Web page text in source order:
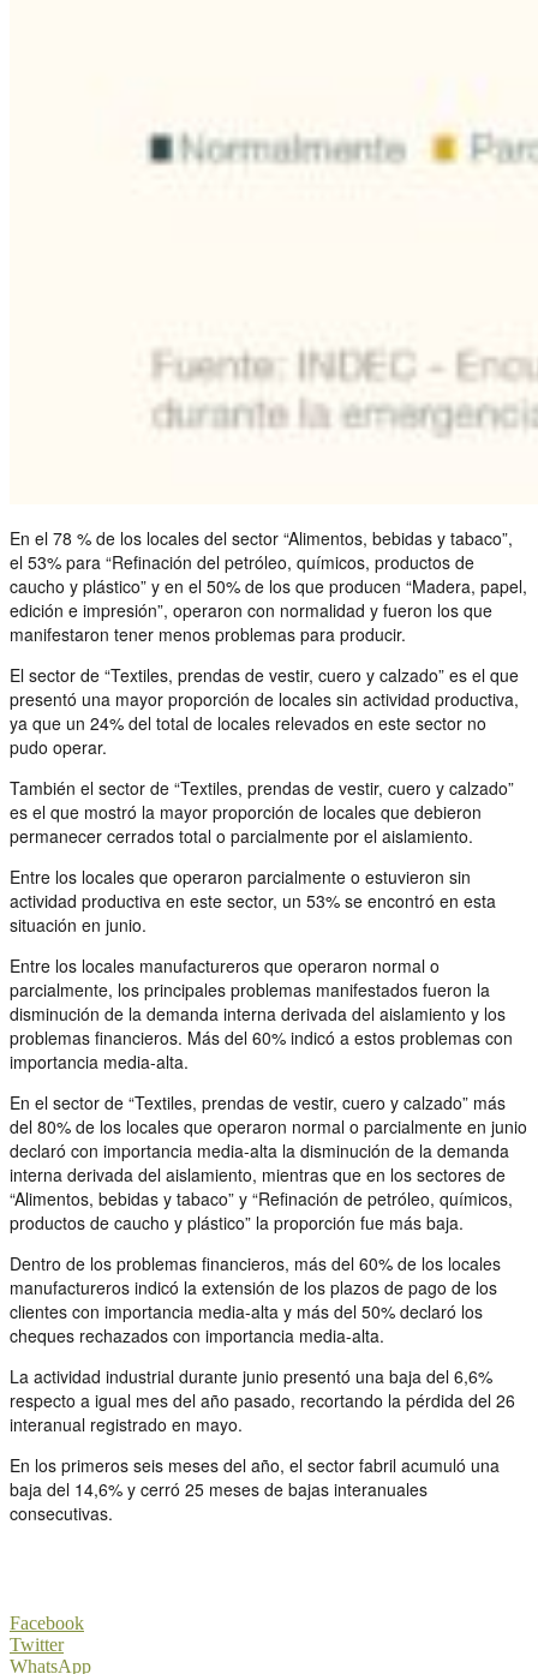
En el 78 % de los locales del sector “Alimentos, bebidas y tabaco”,
el 53% para “Refinación del petróleo, químicos, productos de
caucho y plástico” y en el 50% de los que producen “Madera, papel,
edición e impresión”, operaron con normalidad y fueron los que
manifestaron tener menos problemas para producir.
El sector de “Textiles, prendas de vestir, cuero y calzado” es el que
presentó una mayor proporción de locales sin actividad productiva,
ya que un 24% del total de locales relevados en este sector no
pudo operar.
También el sector de “Textiles, prendas de vestir, cuero y calzado”
es el que mostró la mayor proporción de locales que debieron
permanecer cerrados total o parcialmente por el aislamiento.
Entre los locales que operaron parcialmente o estuvieron sin
actividad productiva en este sector, un 53% se encontró en esta
situación en junio.
Entre los locales manufactureros que operaron normal o
parcialmente, los principales problemas manifestados fueron la
disminución de la demanda interna derivada del aislamiento y los
problemas financieros. Más del 60% indicó a estos problemas con
importancia media-alta.
En el sector de “Textiles, prendas de vestir, cuero y calzado” más
del 80% de los locales que operaron normal o parcialmente en junio
declaró con importancia media-alta la disminución de la demanda
interna derivada del aislamiento, mientras que en los sectores de
“Alimentos, bebidas y tabaco” y “Refinación de petróleo, químicos,
productos de caucho y plástico” la proporción fue más baja.
Dentro de los problemas financieros, más del 60% de los locales
manufactureros indicó la extensión de los plazos de pago de los
clientes con importancia media-alta y más del 50% declaró los
cheques rechazados con importancia media-alta.
La actividad industrial durante junio presentó una baja del 6,6%
respecto a igual mes del año pasado, recortando la pérdida del 26
interanual registrado en mayo.
En los primeros seis meses del año, el sector fabril acumuló una
baja del 14,6% y cerró 25 meses de bajas interanuales
consecutivas.
Facebook
Twitter
WhatsApp